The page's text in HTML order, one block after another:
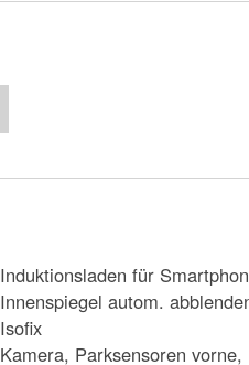
Induktionsladen für
Innenspiegel autom.
Isofix
Kamera, Parksensoren